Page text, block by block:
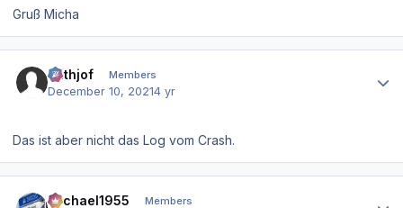
Gruß Micha
Frithjof Members
December 10, 20214 yr
Das ist aber nicht das Log vom Crash.
Michael1955 Members